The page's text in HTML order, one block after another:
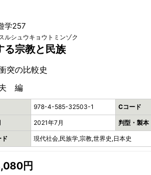
学257
ルシュウキョウトミンゾク
る宗教と民族
突の比較史
夫 編
978-4-585-32503-1 Cコード
2021年7月 判型・製本
ド 現代社会,民族学,宗教,世界史,日本史
円